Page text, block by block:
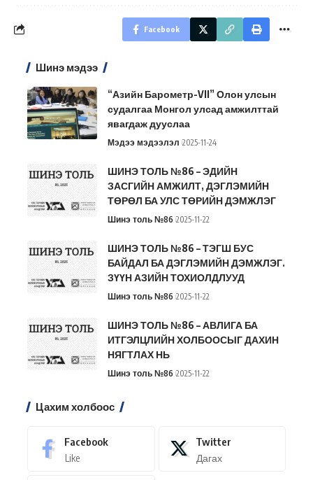
Facebook
Шинэ мэдээ
“Азийн Барометр-VII” Олон улсын
судалгаа Монгол улсад амжилттай
явагдаж дууслаа
Мэдээ мэдээлэл 2025-11-24
ШИНЭ ТОЛЬ №86 – ЭДИЙН
ЗАСГИЙН АМЖИЛТ, ДЭГЛЭМИЙН
ТӨРӨЛ БА УЛС ТӨРИЙН ДЭМЖЛЭГ
Шинэ толь №86 2025-11-22
ШИНЭ ТОЛЬ №86 – ТЭГШ БУС
БАЙДАЛ БА ДЭГЛЭМИЙН ДЭМЖЛЭГ.
ЗҮҮН АЗИЙН ТОХИОЛДЛУУД
Шинэ толь №86 2025-11-22
ШИНЭ ТОЛЬ №86 – АВЛИГА БА
ИТГЭЛЦЛИЙН ХОЛБООСЫГ ДАХИН
НЯГТЛАХ НЬ
Шинэ толь №86 2025-11-22
Цахим холбоос
Facebook
Like
Twitter
Дагах